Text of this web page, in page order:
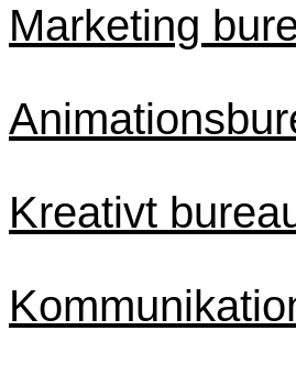
Marketing
Kreativt